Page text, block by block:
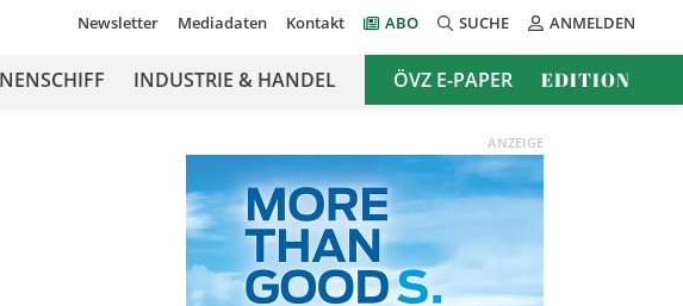
Newsletter Mediadaten Kontakt ABO SUCHE ANMELDEN
INDUSTRIE & HANDEL ÖVZ E-PAPER EDITION
ANZEIGE